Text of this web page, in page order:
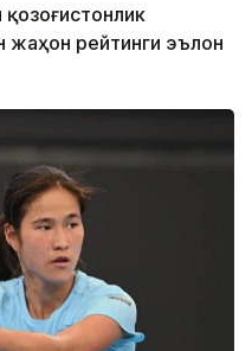
жаҳон рейтинги эълон